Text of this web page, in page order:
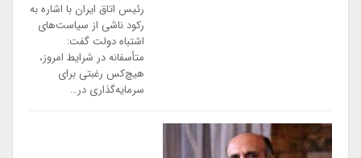
رئیس اتاق ایران با اشاره به
رکود ناشی از سیاست‌های
اشتباه دولت گفت:
متأسفانه در شرایط امروز،
هیچ‌کس رغبتی برای
سرمایه‌گذاری در…